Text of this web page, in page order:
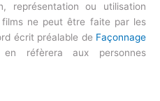
représentation ou utilisation
ne peut être faite par les
écrit préalable de Façonnage
réfèrera aux personnes